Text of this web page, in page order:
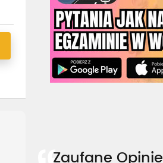
Zaufane Opinie